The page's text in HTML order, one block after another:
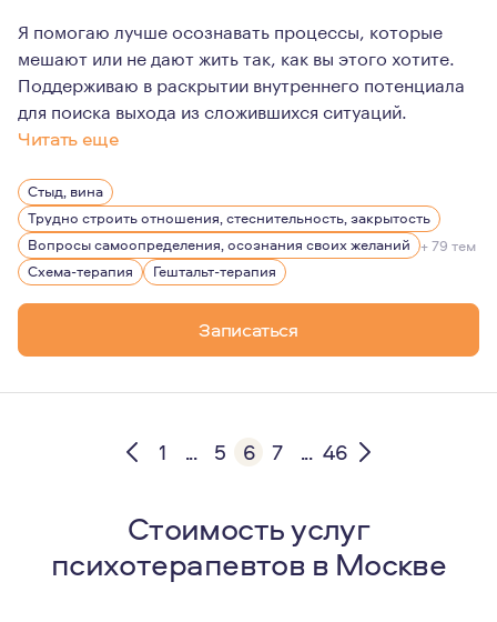
Я помогаю лучше осознавать процессы, которые
мешают или не дают жить так, как вы этого хотите.
Поддерживаю в раскрытии внутреннего потенциала
для поиска выхода из сложившихся ситуаций.
Читать еще
Я верю в то, что каждый опыт уникален, каждый
Основной ценностью для меня является создание
Стыд, вина
Трудно строить отношения, стеснительность, закрытость
Вопросы самоопределения, осознания своих желаний + 79 тем
Схема-терапия
Гештальт-терапия
Записаться
1 ... 5 6 7 ... 46
Стоимость услуг
психотерапевтов в Москве